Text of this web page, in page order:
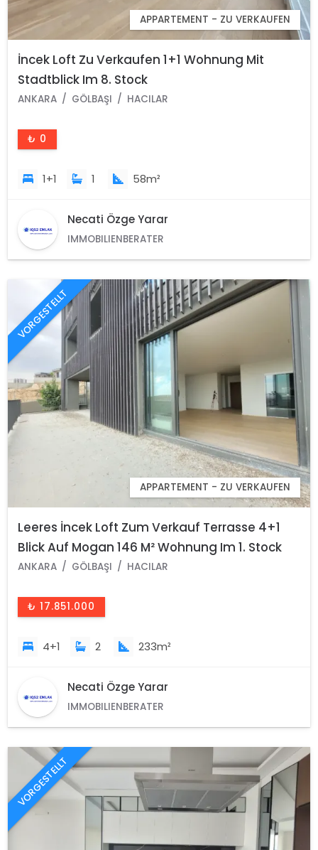
APPARTEMENT - ZU VERKAUFEN
İncek Loft Zu Verkaufen 1+1 Wohnung Mit
Stadtblick Im 8. Stock
ANKARA GÖLBAŞI HACILAR
₺ 0
1+1 1 58m²
Necati Özge Yarar
IMMOBILIENBERATER
VORGESTELLT
APPARTEMENT - ZU VERKAUFEN
Leeres İncek Loft Zum Verkauf Terrasse 4+1
Blick Auf Mogan 146 M² Wohnung Im 1. Stock
ANKARA GÖLBAŞI HACILAR
₺ 17.851.000
4+1 2 233m²
Necati Özge Yarar
IMMOBILIENBERATER
VORGESTELLT